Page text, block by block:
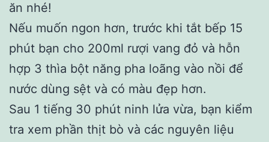
ăn nhé!
Nếu muốn ngon hơn, trước khi tắt bếp 15
phút bạn cho 200ml rượi vang đỏ và hỗn
hợp 3 thìa bột năng pha loãng vào nồi để
nước dùng sệt và có màu đẹp hơn.
Sau 1 tiếng 30 phút ninh lửa vừa, bạn kiểm
tra xem phần thịt bò và các nguyên liệu